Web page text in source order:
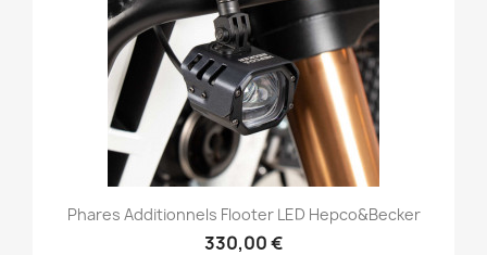
Phares Additionnels Flooter LED Hepco&Becker
330,00 €